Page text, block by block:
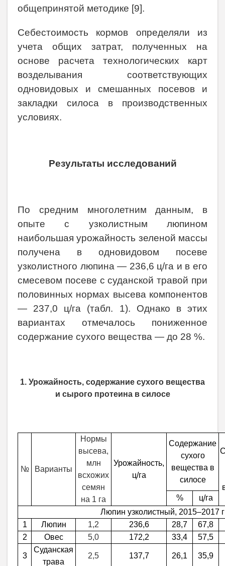
общепринятой методике [9].
Себестоимость кормов определяли из
учета общих затрат, полученных на
основе расчета технологических карт
возделывания соответствующих
одновидовых и смешанных посевов и
закладки силоса в производственных
условиях.
Результаты исследований
По средним многолетним данным, в
опыте с узколистным люпином
наибольшая урожайность зеленой массы
получена в одновидовом посеве
узколистного люпина — 236,6 ц/га и в его
смесевом посеве с суданской травой при
половинных нормах высева компонентов
— 237,0 ц/га (табл. 1). Однако в этих
вариантах отмечалось пониженное
содержание сухого вещества — до 28 %.
1. Урожайность, содержание сухого вещества
и сырого протеина в силосе
№ Варианты
Нормы
высева,
млн
всхожих
семян
на 1 га
Урожайность,
ц/га
Содержание
сухого
вещества в
силосе
%
ц/га
Люпин узколистный, 2015–2017
1
Люпин 1,2 236,6 28,7
67,8
2
Овес 5,0 172,2 33,4 57,5
3
Суданская
трава
2,5 137,7 26,1 35,9